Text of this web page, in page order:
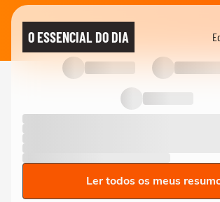
O ESSENCIAL DO DIA
Ler todos os meus